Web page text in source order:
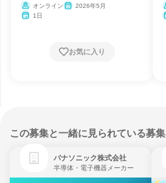
オンライン
2026年5月
1日
お気に入り
この募集と一緒に見られている募集
パナソニック株式会社
半導体・電子機器メーカー